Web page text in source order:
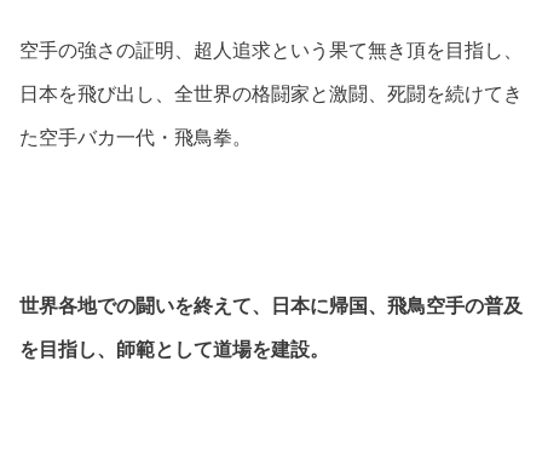
空手の強さの証明、超人追求という果て無き頂を目指し、
日本を飛び出し、全世界の格闘家と激闘、死闘を続けてき
た空手バカ一代・飛鳥拳。
世界各地での闘いを終えて、日本に帰国、飛鳥空手の普及
を目指し、師範として道場を建設。